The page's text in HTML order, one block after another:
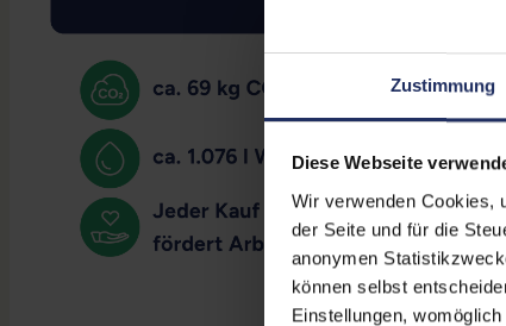
Zustimmung
Diese Webseite
Wir verwenden Cookies,
der Seite und für die
anonymen
können selbst
Einstellungen,